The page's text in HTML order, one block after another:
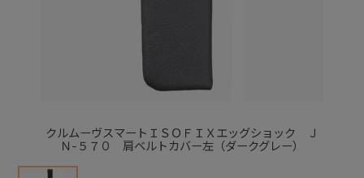
クルムーヴスマートＩＳＯＦＩＸエッグショック Ｊ
Ｎ-５７０ 肩ベルトカバー左（ダークグレー）